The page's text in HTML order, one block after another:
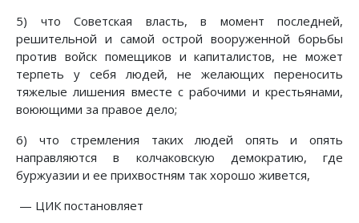
5) что Советская власть, в момент последней,
решительной и самой острой вооруженной борьбы
против войск помещиков и капиталистов, не может
терпеть у себя людей, не желающих переносить
тяжелые лишения вместе с рабочими и крестьянами,
воюющими за правое дело;
6) что стремления таких людей опять и опять
направляются в колчаковскую демократию, где
буржуазии и ее прихвостням так хорошо живется,
— ЦИК постановляет